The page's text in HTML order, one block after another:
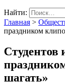
Найти:
Главная >
праздником
шагать»